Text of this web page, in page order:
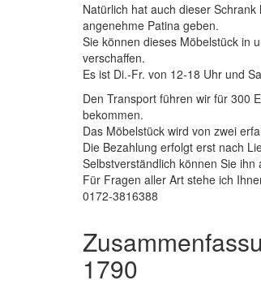
Natürlich hat auch dieser
angenehme Patina geben.
Sie können dieses Möbelstück in
verschaffen.
Es ist Di.-Fr. von 12-18 Uhr und
Den Transport führen wir für 300
bekommen.
Das Möbelstück wird von zwei
Die Bezahlung erfolgt erst nach
Selbstverständlich können Sie ihn
Für Fragen aller Art stehe ich
0172-3816388
1790